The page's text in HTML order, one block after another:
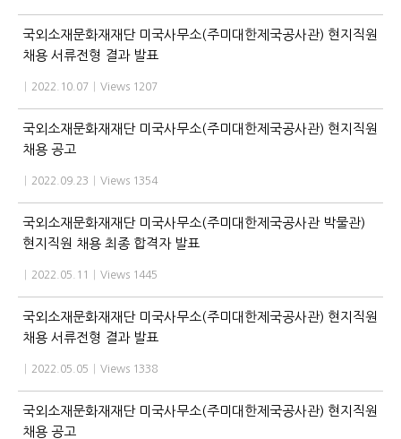
국외소재문화재재단 미국사무소(주미대한제국공사관) 현지직원
채용 서류전형 결과 발표
2022.10.07 Views 1207
국외소재문화재재단 미국사무소(주미대한제국공사관) 현지직원
채용 공고
2022.09.23 Views 1354
국외소재문화재재단 미국사무소(주미대한제국공사관 박물관)
현지직원 채용 최종 합격자 발표
2022.05.11 Views 1445
국외소재문화재재단 미국사무소(주미대한제국공사관) 현지직원
채용 서류전형 결과 발표
2022.05.05 Views 1338
국외소재문화재재단 미국사무소(주미대한제국공사관) 현지직원
채용 공고